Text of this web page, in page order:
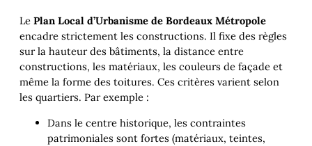
Le Plan Local d’Urbanisme de Bordeaux Métropole
encadre strictement les constructions. Il fixe des règles
sur la hauteur des bâtiments, la distance entre
constructions, les matériaux, les couleurs de façade et
même la forme des toitures. Ces critères varient selon
les quartiers. Par exemple :
Dans le centre historique, les contraintes
patrimoniales sont fortes (matériaux, teintes,